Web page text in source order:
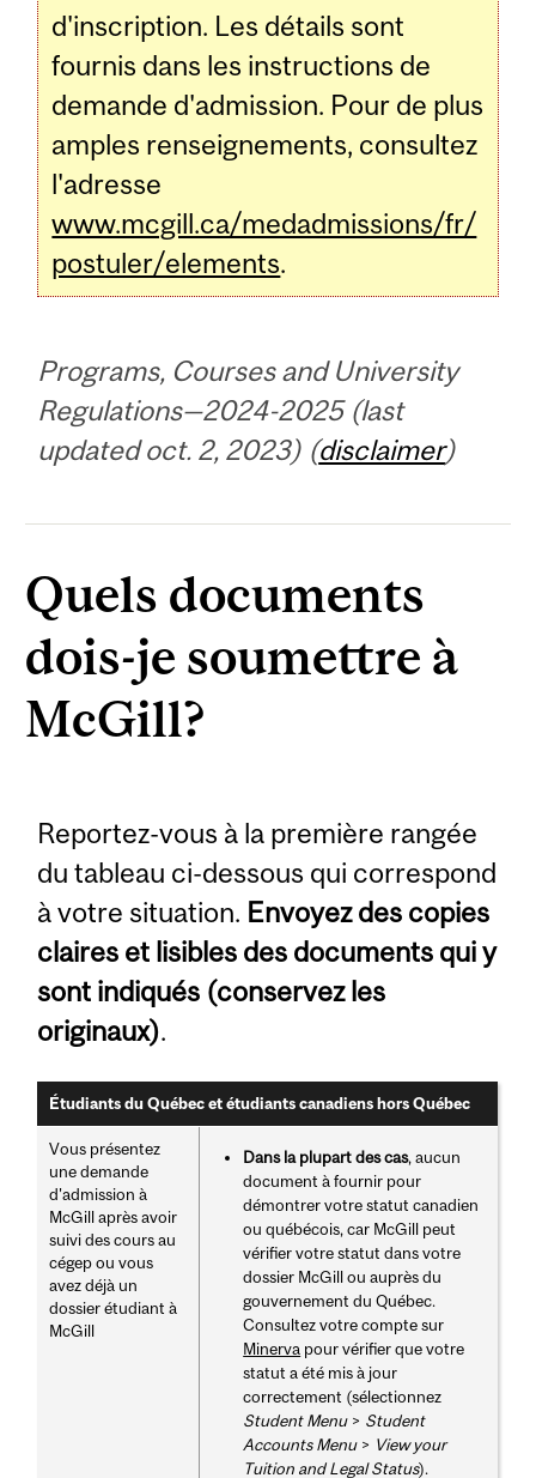
d'inscription. Les détails sont
fournis dans les instructions de
demande d'admission. Pour de plus
amples renseignements, consultez
l'adresse
www.mcgill.ca/medadmissions/fr/
postuler/elements.
Programs, Courses and University
Regulations—2024-2025 (last
updated oct. 2, 2023) (disclaimer)
Quels documents
dois-je soumettre à
McGill?
Reportez-vous à la première rangée
du tableau ci-dessous qui correspond
à votre situation. Envoyez des copies
claires et lisibles des documents qui y
sont indiqués (conservez les
originaux).
Étudiants du Québec et étudiants canadiens hors Québec
Vous présentez
une demande
d'admission à
McGill après avoir
suivi des cours au
cégep ou vous
avez déjà un
dossier étudiant à
McGill
Dans la plupart des cas, aucun
document à fournir pour
démontrer votre statut canadien
ou québécois, car McGill peut
vérifier votre statut dans votre
dossier McGill ou auprès du
gouvernement du Québec.
Consultez votre compte sur
Minerva pour vérifier que votre
statut a été mis à jour
correctement (sélectionnez
Student Menu> Student
Accounts Menu> View your
Tuition and Legal Status).